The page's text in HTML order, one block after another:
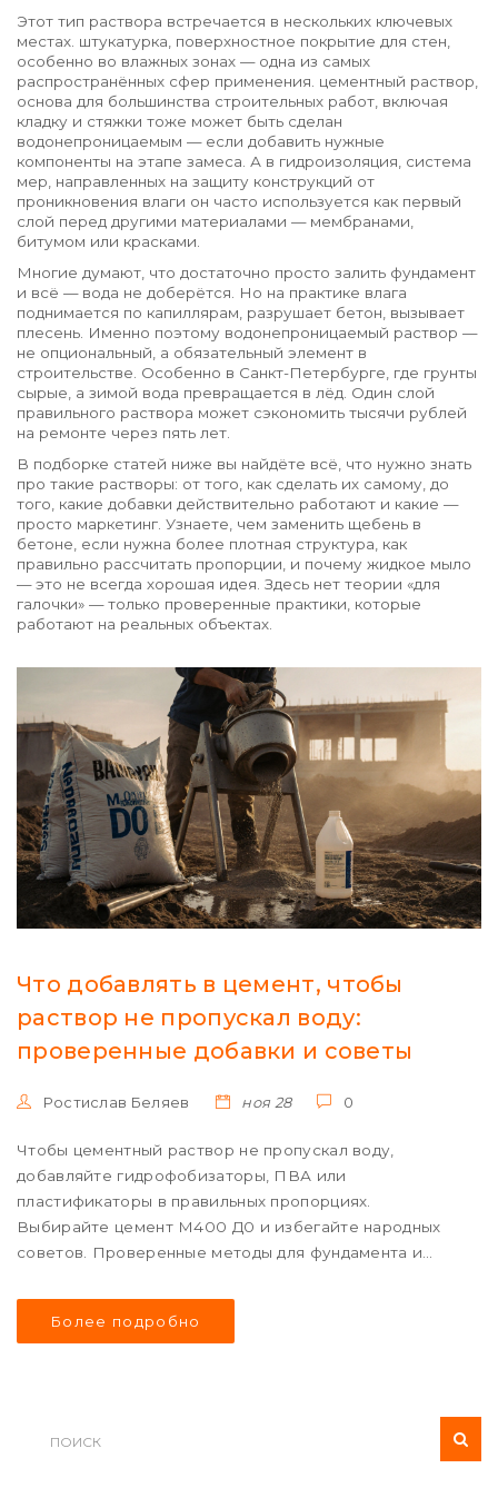
Этот тип раствора встречается в нескольких ключевых
местах. штукатурка поверхностное покрытие для стен,
особенно во влажных зонах — одна из самых
распространённых сфер применения. цементный раствор
основа для большинства строительных работ, включая
кладку и стяжки тоже может быть сделан
водонепроницаемым — если добавить нужные
компоненты на этапе замеса. А в гидроизоляция система
мер, направленных на защиту конструкций от
проникновения влаги он часто используется как первый
слой перед другими материалами — мембранами,
битумом или красками.
Многие думают, что достаточно просто залить фундамент
и всё — вода не доберётся. Но на практике влага
поднимается по капиллярам, разрушает бетон, вызывает
плесень. Именно поэтому водонепроницаемый раствор —
не опциональный, а обязательный элемент в
строительстве. Особенно в Санкт-Петербурге, где грунты
сырые, а зимой вода превращается в лёд. Один слой
правильного раствора может сэкономить тысячи рублей
на ремонте через пять лет.
В подборке статей ниже вы найдёте всё, что нужно знать
про такие растворы: от того, как сделать их самому, до
того, какие добавки действительно работают и какие —
просто маркетинг. Узнаете, чем заменить щебень в
бетоне, если нужна более плотная структура, как
правильно рассчитать пропорции, и почему жидкое мыло
— это не всегда хорошая идея. Здесь нет теории «для
галочки» — только проверенные практики, которые
работают на реальных объектах.
Что добавлять в цемент, чтобы
раствор не пропускал воду:
проверенные добавки и советы
Ростислав Беляев ноя 28 0
Чтобы цементный раствор не пропускал воду,
добавляйте гидрофобизаторы, ПВА или
пластификаторы в правильных пропорциях.
Выбирайте цемент М400 Д0 и избегайте народных
советов. Проверенные методы для фундамента и
Более подробно